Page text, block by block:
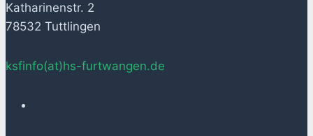
Katharinenstr. 2
78532 Tuttlingen
ksfinfo(at)hs-furtwangen.de